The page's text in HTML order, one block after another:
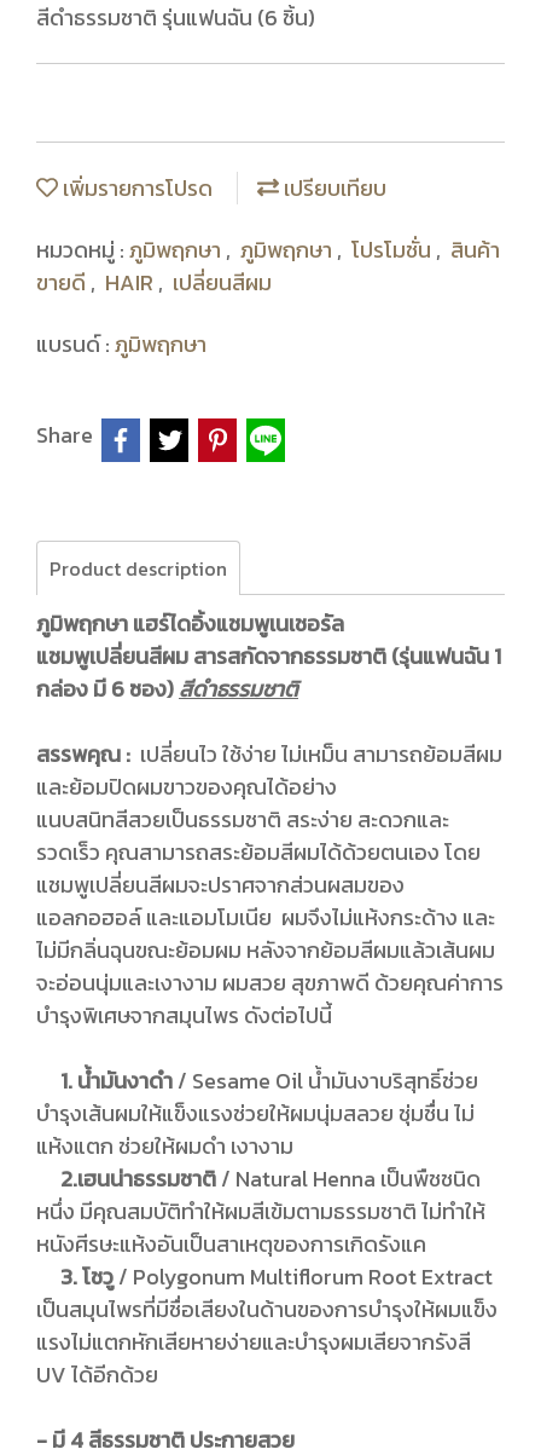
สีดำธรรมชาติ รุ่นแฟนฉัน (6 ชิ้น)
เพิ่มรายการโปรด
เปรียบเทียบ
หมวดหมู่ :ภูมิพฤกษา , ภูมิพฤกษา , โปรโมชั่น , สินค้า
ขายดี , HAIR , เปลี่ยนสีผม
แบรนด์ :ภูมิพฤกษา
Share
Product description
ภูมิพฤกษา แฮร์ไดอิ้งแชมพูเนเชอรัล
แชมพูเปลี่ยนสีผม สารสกัดจากธรรมชาติ (รุ่นแฟนฉัน 1
กล่อง มี 6 ซอง)สีดำธรรมชาติ
สรรพคุณ : เปลี่ยนไว ใช้ง่าย ไม่เหม็น สามารถย้อมสีผม
และย้อมปิดผมขาวของคุณได้อย่าง
แนบสนิทสีสวยเป็นธรรมชาติ สระง่าย สะดวกและ
รวดเร็ว คุณสามารถสระย้อมสีผมได้ด้วยตนเอง โดย
แชมพูเปลี่ยนสีผมจะปราศจากส่วนผสมของ
แอลกอฮอล์ และแอมโมเนีย ผมจึงไม่แห้งกระด้าง และ
ไม่มีกลิ่นฉุนขณะย้อมผม หลังจากย้อมสีผมแล้วเส้นผม
จะอ่อนนุ่มและเงางาม ผมสวย สุขภาพดี ด้วยคุณค่าการ
บำรุงพิเศษจากสมุนไพร ดังต่อไปนี้
1. น้ำมันงาดำ/ Sesame Oil น้ำมันงาบริสุทธิ์ช่วย
บำรุงเส้นผมให้แข็งแรงช่วยให้ผมนุ่มสลวย ชุ่มชื่น ไม่
แห้งแตก ช่วยให้ผมดำ เงางาม
2.เฮนน่าธรรมชาติ/ Natural Henna เป็นพืชชนิด
หนึ่ง มีคุณสมบัติทำให้ผมสีเข้มตามธรรมชาติ ไม่ทำให้
หนังศีรษะแห้งอันเป็นสาเหตุของการเกิดรังแค
3. โชวู/ Polygonum Multiflorum Root Extract
เป็นสมุนไพรที่มีชื่อเสียงในด้านของการบำรุงให้ผมแข็ง
แรงไม่แตกหักเสียหายง่ายและบำรุงผมเสียจากรังสี
UV ได้อีกด้วย
- มี 4 สีธรรมชาติ ประกายสวย